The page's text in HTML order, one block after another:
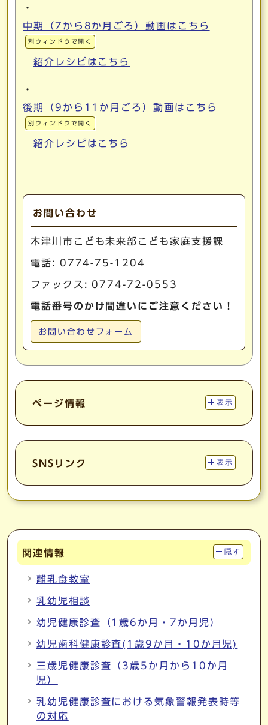
・
中期（7から8か月ごろ）動画はこちら
別ウィンドウで開く
紹介レシピはこちら
・
後期（9から11か月ごろ）動画はこちら
別ウィンドウで開く
紹介レシピはこちら
お問い合わせ
木津川市こども未来部こども家庭支援課
電話: 0774-75-1204
ファックス: 0774-72-0553
電話番号のかけ間違いにご注意ください！
お問い合わせフォーム
ページ情報 表示
SNSリンク 表示
関連情報 隠す
離乳食教室
乳幼児相談
幼児健康診査（1歳6か月・7か月児）
幼児歯科健康診査(1歳9か月・10か月児)
三歳児健康診査（3歳5か月から10か月
児）
乳幼児健康診査における気象警報発表時等
の対応